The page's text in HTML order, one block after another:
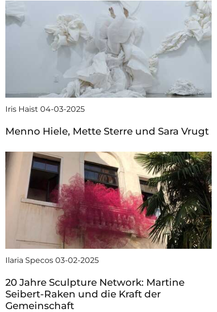
Iris Haist04-03-2025
Menno Hiele, Mette Sterre und Sara Vrugt
Ilaria Specos03-02-2025
20 Jahre Sculpture Network: Martine
Seibert-Raken und die Kraft der
Gemeinschaft